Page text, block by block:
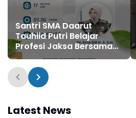
Santri SMA Daarut
Tauhiid Putri Belajar
Profesi Jaksa Bersama
Dr. Ema Siti Huzaemah
Latest News